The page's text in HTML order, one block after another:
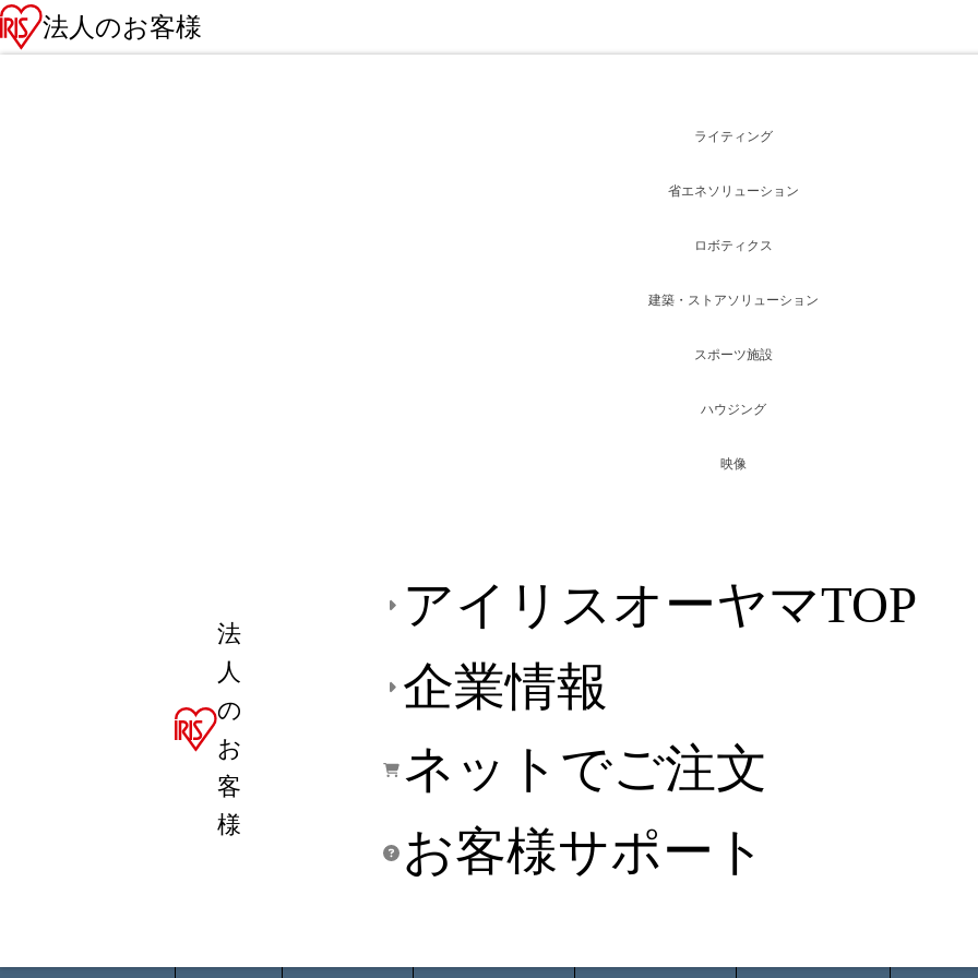
法人のお客様
法
人
の
お
客
様
アイリスオーヤマTOP
企業情報
ネットでご注文
お客様サポート
ライティング
省エネソリューション
ロボティクス
建築・ストアソリューション
スポーツ施設
ハウジング
映像